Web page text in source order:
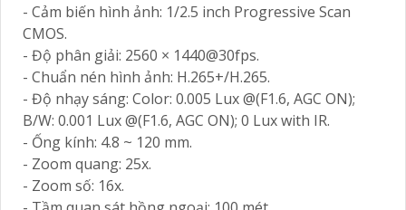
- Cảm biến hình ảnh: 1/2.5 inch Progressive Scan
CMOS.
- Độ phân giải: 2560 × 1440@30fps.
- Chuẩn nén hình ảnh: H.265+/H.265.
- Độ nhạy sáng: Color: 0.005 Lux @(F1.6, AGC ON);
B/W: 0.001 Lux @(F1.6, AGC ON); 0 Lux with IR.
- Ống kính: 4.8 ~ 120 mm.
- Zoom quang: 25x.
- Zoom số: 16x.